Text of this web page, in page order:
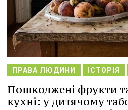
ПРАВА ЛЮДИНИ ІСТОРІЯ
Пошкоджені фрукти
кухні: у дитячому